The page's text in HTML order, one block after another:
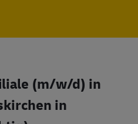
(m/w/d) in
in